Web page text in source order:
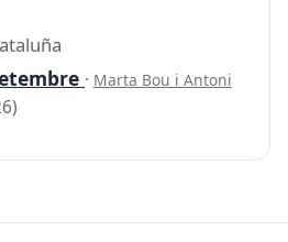
· Marta Bou i Antoni